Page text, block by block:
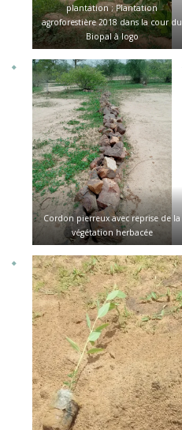
plantation ; Plantation
agroforestière 2018 dans la cour du
Biopal à logo
Cordon pierreux avec reprise de la
végétation herbacée